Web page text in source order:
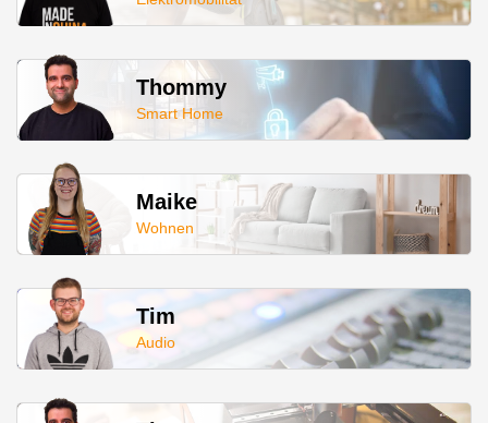
Thommy
Smart Home
Maike
Wohnen
Tim
Audio